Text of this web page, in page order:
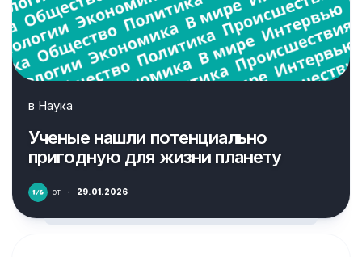
в Наука
Ученые нашли потенциально
пригодную для жизни планету
от · 29.01.2026